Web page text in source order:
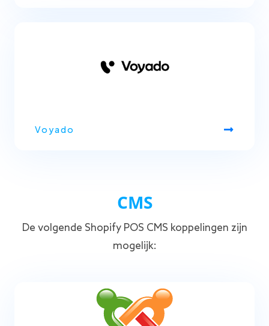
Voyado
CMS
De volgende Shopify POS CMS koppelingen zijn
mogelijk: